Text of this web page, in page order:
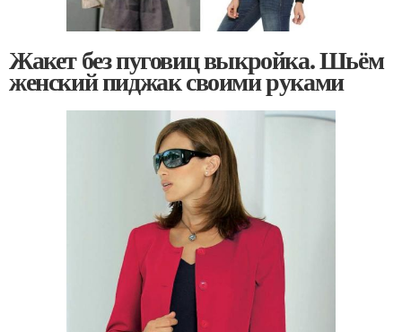
Жакет без пуговиц выкройка. Шьём
женский пиджак своими руками